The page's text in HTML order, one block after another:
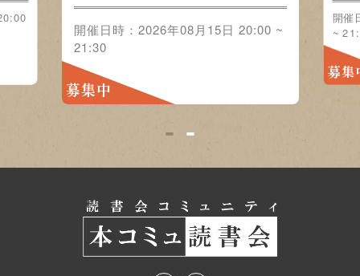
開催日時：2026年08月15日 20:00 ~
21:30
募集中
開催
~
募集
1 2